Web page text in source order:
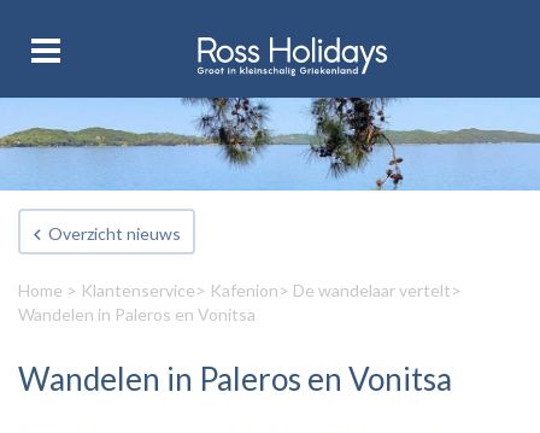
Overzicht nieuws
Home > Klantenservice> Kafenion> De wandelaar vertelt>
Wandelen in Paleros en Vonitsa
Wandelen in Paleros en Vonitsa